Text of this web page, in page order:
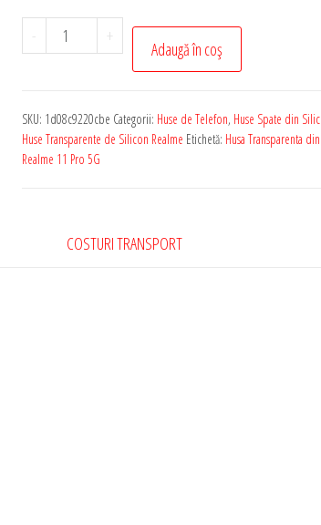
-
Cantitate
Husa
Silicon
Rezistenta
+
Adaugă în coș
SKU: 1d08c9220cbe Categorii: Huse de Telefon, Huse Spate din
Huse Transparente de Silicon Realme Etichetă: Husa Transparenta
Realme 11 Pro 5G
COSTURI TRANSPORT